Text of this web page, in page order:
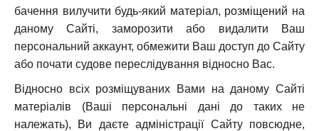
бачення вилучити будь-який матеріал, розміщений на
даному Сайті, заморозити або видалити Ваш
персональний аккаунт, обмежити Ваш доступ до Сайту
або почати судове переслідування відносно Вас.
Відносно всіх розміщуваних Вами на даному Сайті
матеріалів (Ваші персональні дані до таких не
належать), Ви даєте адміністрації Сайту повсюдне,